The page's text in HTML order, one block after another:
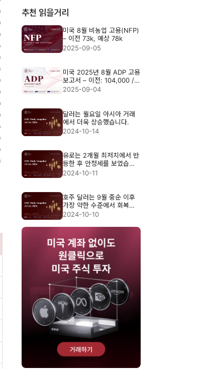
추천 읽을거리
미국 8월 비농업 고용(NFP)
– 이전 73k, 예상 78k
2025-09-05
미국 2025년 8월 ADP 고용
보고서 – 이전: 104,000 /
예상: 70,000
2025-09-04
달러는 월요일 아시아 거래
에서 더욱 상승했습니다.
2024-10-14
유로는 2개월 최저치에서 반
등한 후 안정세를 보였습니
다.
2024-10-11
호주 달러는 9월 중순 이후
가장 약한 수준에서 회복세
를 보였습니다.
2024-10-10